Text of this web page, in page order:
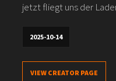
jetzt fliegt uns der
2025-10-14
VIEW CREATOR PAGE